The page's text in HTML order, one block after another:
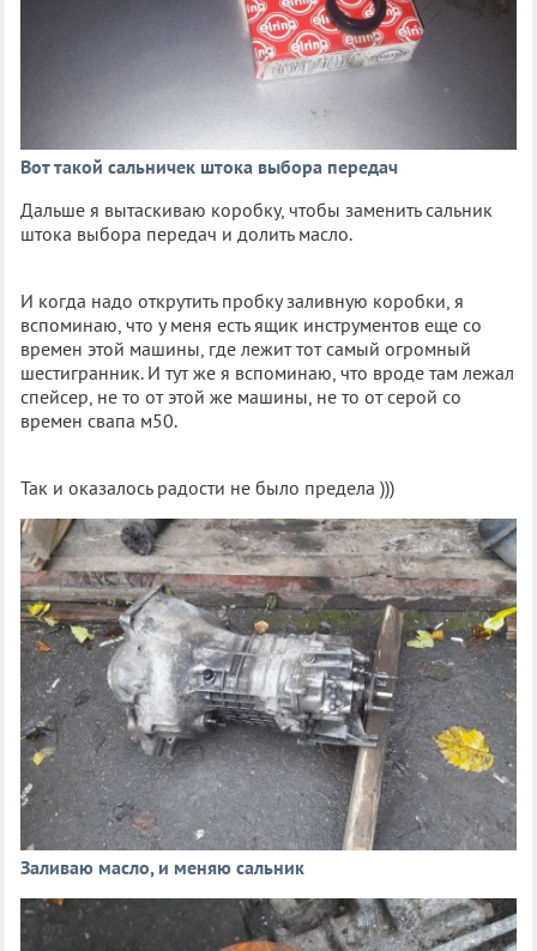
Вот такой сальничек штока выбора передач
Дальше я вытаскиваю коробку, чтобы заменить сальник
штока выбора передач и долить масло.
И когда надо открутить пробку заливную коробки, я
вспоминаю, что у меня есть ящик инструментов еще со
времен этой машины, где лежит тот самый огромный
шестигранник. И тут же я вспоминаю, что вроде там лежал
спейсер, не то от этой же машины, не то от серой со
времен свапа м50.
Так и оказалось радости не было предела )))
Заливаю масло, и меняю сальник